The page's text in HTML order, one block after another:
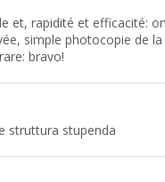
et, rapidité et efficacité:
simple photocopie de
bravo!
struttura stupenda